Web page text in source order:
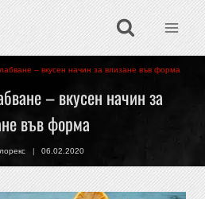
– вкусен начин за влизане във форма
– вкусен начин за
във форма
06.02.2020